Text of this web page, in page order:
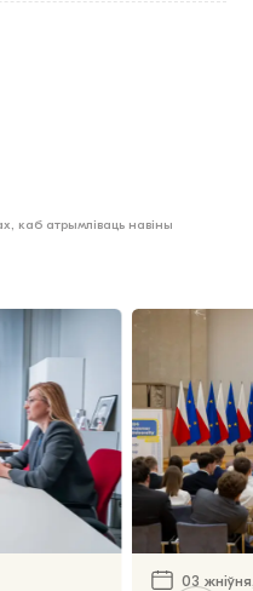
каб атрымліваць навіны
03